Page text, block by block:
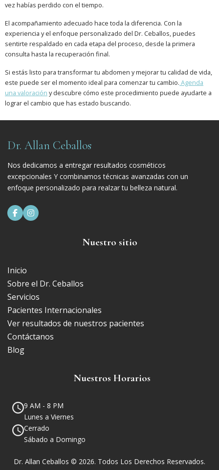
vez habías perdido con el tiempo.
El acompañamiento adecuado hace toda la diferencia. Con la
experiencia y el enfoque personalizado del Dr. Ceballos, puedes
sentirte respaldado en cada etapa del proceso, desde la primera
consulta hasta la recuperación final.
Si estás listo para transformar tu abdomen y mejorar tu calidad de vida,
este puede ser el momento ideal para comenzar tu cambio. Agenda
una valoración y descubre cómo este procedimiento puede ayudarte a
lograr el cambio que has estado buscando.
Dr. Allan Ceballos
Nos dedicamos a entregar resultados cosméticos
excepcionales Y combinamos técnicas avanzadas con un
enfoque personalizado para realzar tu belleza natural.
 
Nuestro sitio
Inicio
Sobre el Dr. Ceballos
Servicios
Pacientes Internacionales
Ver resultados de nuestros pacientes
Contáctanos
Blog
Nuestros Horarios
9 AM - 8 PM
Lunes a Viernes
Cerrado
Sábado a Domingo
Dr. Allan Ceballos © 2026. Todos Los Derechos Reservados.